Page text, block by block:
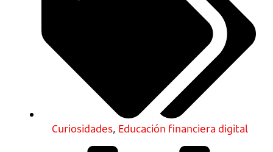
Curiosidades, Educación financiera digital